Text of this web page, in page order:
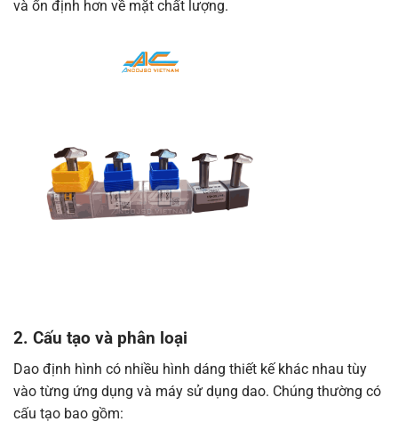
và ổn định hơn về mặt chất lượng.
2. Cấu tạo và phân loại
Dao định hình có nhiều hình dáng thiết kế khác nhau tùy
vào từng ứng dụng và máy sử dụng dao. Chúng thường có
cấu tạo bao gồm: